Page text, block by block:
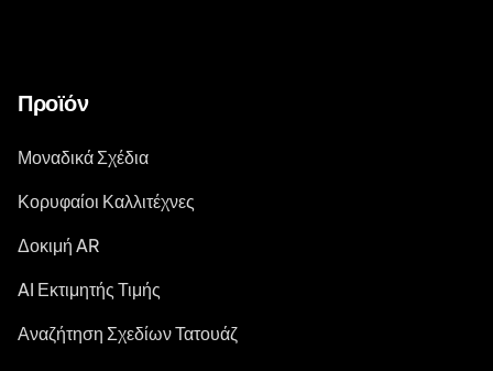
Προϊόν
Μοναδικά Σχέδια
Κορυφαίοι Καλλιτέχνες
Δοκιμή AR
AI Εκτιμητής Τιμής
Αναζήτηση Σχεδίων Τατουάζ